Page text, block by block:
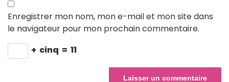
Enregistrer mon nom, mon e-mail et mon site dans
le navigateur pour mon prochain commentaire.
+ cinq = 11